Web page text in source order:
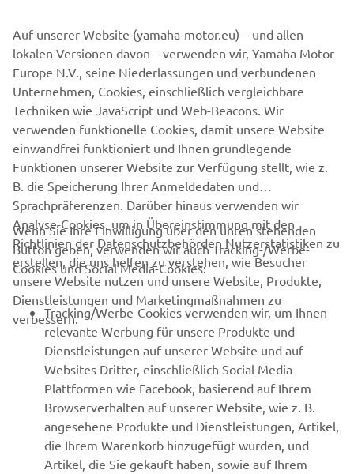
Yamaha Motor ist der erste Hersteller, der grünes
Aluminium für Motorräder in Japan verwendet
Mehr dazu
UNTERNEHMEN
B2B
MEHR YAMAHA
SUPPORT
NEWSLETTER
Auf unserer Website (yamaha-motor.eu) – und allen
lokalen Versionen davon – verwenden wir, Yamaha Motor
Europe N.V., seine Niederlassungen und verbundenen
Unternehmen, Cookies, einschließlich vergleichbare
Techniken wie JavaScript und Web-Beacons. Wir
verwenden funktionelle Cookies, damit unsere Website
einwandfrei funktioniert und Ihnen grundlegende
Funktionen unserer Website zur Verfügung stellt, wie z.
B. die Speicherung Ihrer Anmeldedaten und
Sprachpräferenzen. Darüber hinaus verwenden wir
Analyse-Cookies, um in Übereinstimmung mit den
Richtlinien der Datenschutzbehörden Nutzerstatistiken zu
erstellen, die uns helfen zu verstehen, wie Besucher
unsere Website nutzen und unsere Website, Produkte,
Dienstleistungen und Marketingmaßnahmen zu
verbessern.
Wenn Sie Ihre Einwilligung über den unten stehenden
Button geben, verwenden wir auch Tracking-/Werbe-
Cookies und Social Media-Cookies:
Tracking/Werbe-Cookies verwenden wir, um Ihnen
relevante Werbung für unsere Produkte und
Dienstleistungen auf unserer Website und auf
Websites Dritter, einschließlich Social Media
Plattformen wie Facebook, basierend auf Ihrem
Browserverhalten auf unserer Website, wie z. B.
angesehene Produkte und Dienstleistungen, Artikel,
die Ihrem Warenkorb hinzugefügt wurden, und
Artikel, die Sie gekauft haben, sowie auf Ihrem